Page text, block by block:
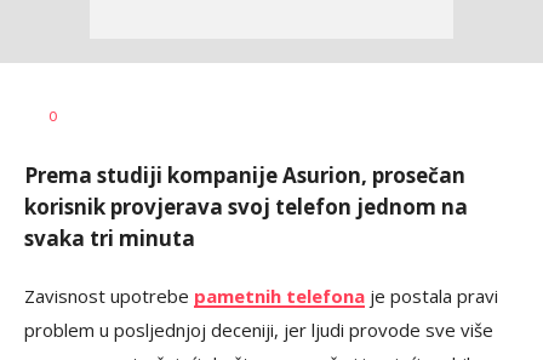
AUTOR
0
Prema studiji kompanije Asurion, prosečan
korisnik provjerava svoj telefon jednom na
svaka tri minuta
Zavisnost upotrebe pametnih telefona je postala pravi
problem u posljednjoj deceniji, jer ljudi provode sve više